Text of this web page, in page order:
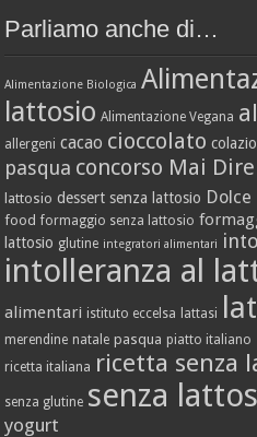
Parliamo anche di…
Alimentazione Biologica
lattosio Alimentazione Vegana
allergeni cacao cioccolato
pasqua concorso Mai
lattosio dessert senza lattosio Dolce
food formaggio senza lattosio
lattosio glutine integratori alimentari
intolleranza al
alimentari istituto eccelsa lattasi
merendine natale pasqua piatto italiano
ricetta italiana ricetta senza
senza glutine senza
yogurt